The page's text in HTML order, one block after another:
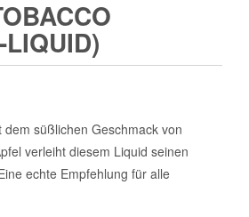
dem süßlichen Geschmack von
verleiht diesem Liquid seinen
echte Empfehlung für alle